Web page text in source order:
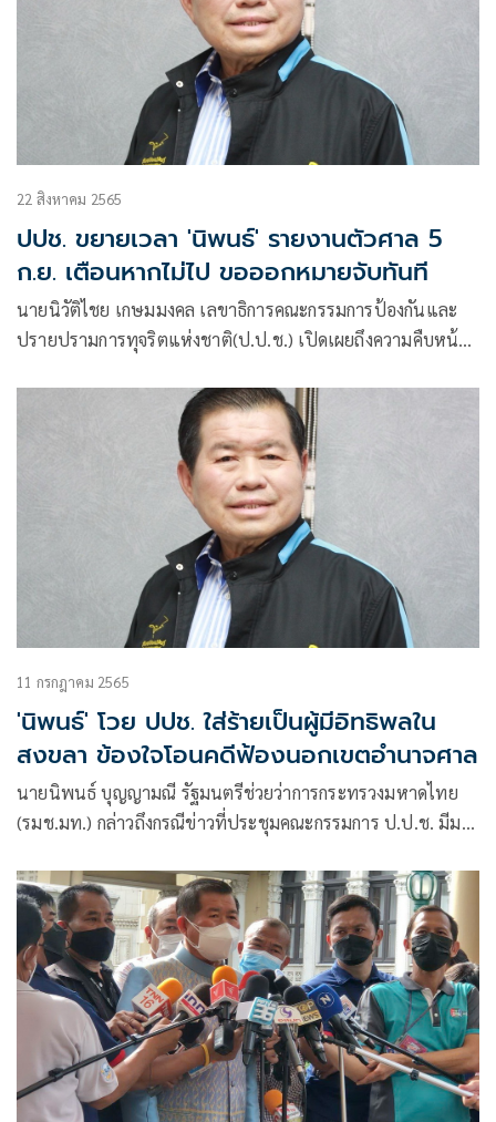
22 สิงหาคม 2565
ปปช. ขยายเวลา 'นิพนธ์' รายงานตัวศาล 5
ก.ย. เตือนหากไม่ไป ขอออกหมายจับทันที
นายนิวัติไชย เกษมมงคล เลขาธิการคณะกรรมการป้องกันและ
ปรายปรามการทุจริตแห่งชาติ(ป.ป.ช.) เปิดเผยถึงความคืบหน้า
มณี รมช.มหาดไทย เมื่อครั้งดำรงตำแหน่งนายกองค์การบริหาร
11 กรกฎาคม 2565
'นิพนธ์' โวย ปปช. ใส่ร้ายเป็นผู้มีอิทธิพลใน
สงขลา ข้องใจโอนคดีฟ้องนอกเขตอำนาจศาล
นายนิพนธ์ บุญญามณี รัฐมนตรีช่วยว่าการกระทรวงมหาดไทย
(รมช.มท.) กล่าวถึงกรณีข่าวที่ประชุมคณะกรรมการ ป.ป.ช. มีมติ
บำรุงทางอเนกประสงค์ ให้แก่บริษัท พลวิศว์ เทคพลัส จำกัด สมัย
ที่ยังเป็นนายก อบจ. สงขลา